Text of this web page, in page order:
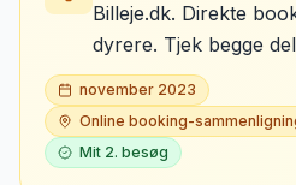
Billeje.dk. Direkte
dyrere. Tjek begge
november 2023
Online booking-
Mit 2. besøg